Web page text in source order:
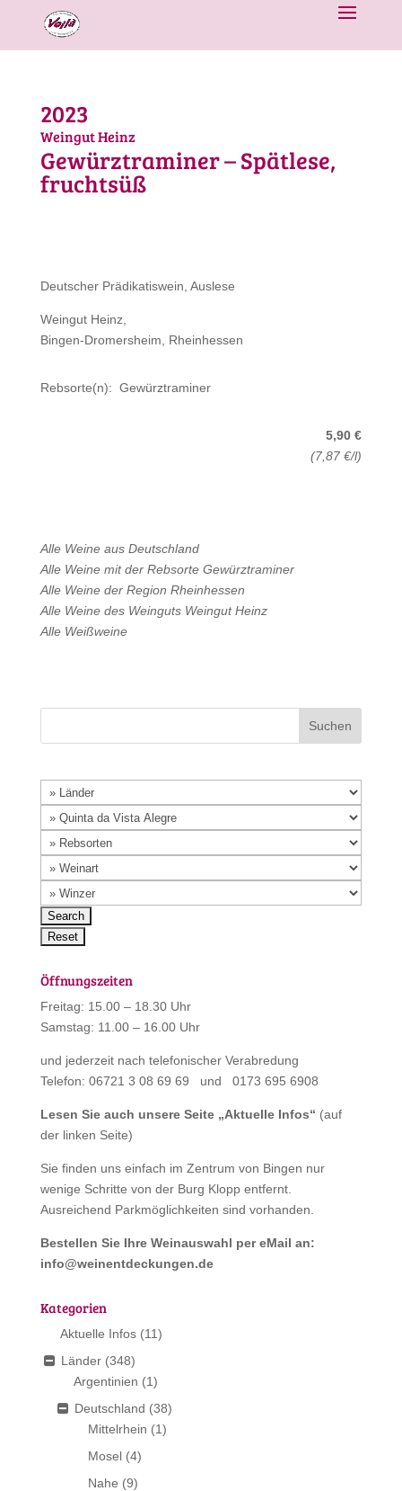
2023
Weingut Heinz
Gewürztraminer – Spätlese,
fruchtsüß
Deutscher Prädikatiswein, Auslese
Weingut Heinz,
Bingen-Dromersheim, Rheinhessen
Rebsorte(n): Gewürztraminer
5,90 €
(7,87 €/l)
Alle Weine aus Deutschland
Alle Weine mit der Rebsorte Gewürztraminer
Alle Weine der Region Rheinhessen
Alle Weine des Weinguts Weingut Heinz
Alle Weißweine
Öffnungszeiten
Freitag: 15.00 – 18.30 Uhr
Samstag: 11.00 – 16.00 Uhr
und jederzeit nach telefonischer Verabredung
Telefon: 06721 3 08 69 69 und 0173 695 6908
Lesen Sie auch unsere Seite „Aktuelle Infos“ (auf
der linken Seite)
Sie finden uns einfach im Zentrum von Bingen nur
wenige Schritte von der Burg Klopp entfernt.
Ausreichend Parkmöglichkeiten sind vorhanden.
Bestellen Sie Ihre Weinauswahl per eMail an:
info@weinentdeckungen.de
Kategorien
Aktuelle Infos (11)
Länder (348)
Argentinien (1)
Deutschland (38)
Mittelrhein (1)
Mosel (4)
Nahe (9)